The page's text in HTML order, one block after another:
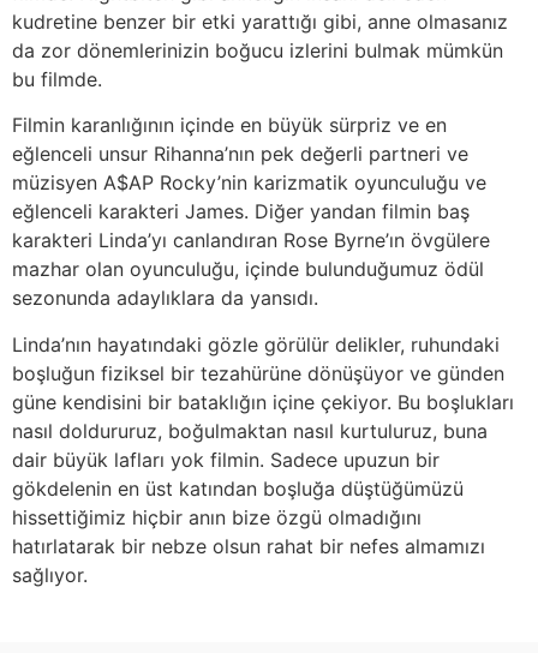
kudretine benzer bir etki yarattığı gibi, anne olmasanız
da zor dönemlerinizin boğucu izlerini bulmak mümkün
bu filmde.
Filmin karanlığının içinde en büyük sürpriz ve en
eğlenceli unsur Rihanna’nın pek değerli partneri ve
müzisyen A$AP Rocky’nin karizmatik oyunculuğu ve
eğlenceli karakteri James. Diğer yandan filmin baş
karakteri Linda’yı canlandıran Rose Byrne’ın övgülere
mazhar olan oyunculuğu, içinde bulunduğumuz ödül
sezonunda adaylıklara da yansıdı.
Linda’nın hayatındaki gözle görülür delikler, ruhundaki
boşluğun fiziksel bir tezahürüne dönüşüyor ve günden
güne kendisini bir bataklığın içine çekiyor. Bu boşlukları
nasıl doldururuz, boğulmaktan nasıl kurtuluruz, buna
dair büyük lafları yok filmin. Sadece upuzun bir
gökdelenin en üst katından boşluğa düştüğümüzü
hissettiğimiz hiçbir anın bize özgü olmadığını
hatırlatarak bir nebze olsun rahat bir nefes almamızı
sağlıyor.